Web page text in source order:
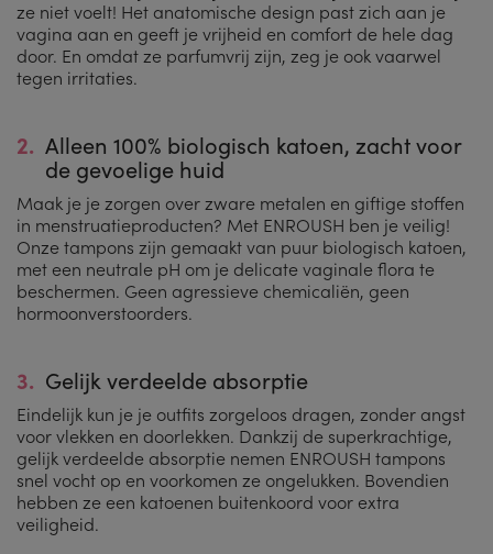
ze niet voelt! Het anatomische design past zich aan je
vagina aan en geeft je vrijheid en comfort de hele dag
door. En omdat ze parfumvrij zijn, zeg je ook vaarwel
tegen irritaties.
2. Alleen 100% biologisch katoen, zacht voor
de gevoelige huid
Maak je je zorgen over zware metalen en giftige stoffen
in menstruatieproducten? Met ENROUSH ben je veilig!
Onze tampons zijn gemaakt van puur biologisch katoen,
met een neutrale pH om je delicate vaginale flora te
beschermen. Geen agressieve chemicaliën, geen
hormoonverstoorders.
3. Gelijk verdeelde absorptie
Eindelijk kun je je outfits zorgeloos dragen, zonder angst
voor vlekken en doorlekken. Dankzij de superkrachtige,
gelijk verdeelde absorptie nemen ENROUSH tampons
snel vocht op en voorkomen ze ongelukken. Bovendien
hebben ze een katoenen buitenkoord voor extra
veiligheid.